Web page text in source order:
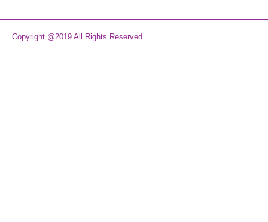
Copyright @2019 All Rights Reserved